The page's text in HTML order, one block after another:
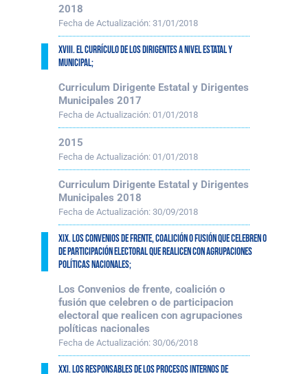
2018
Fecha de Actualización: 31/01/2018
XVIII. El currículo de los dirigentes a nivel estatal y
municipal;
Curriculum Dirigente Estatal y Dirigentes
Municipales 2017
Fecha de Actualización: 01/01/2018
2015
Fecha de Actualización: 01/01/2018
Curriculum Dirigente Estatal y Dirigentes
Municipales 2018
Fecha de Actualización: 30/09/2018
XIX. Los convenios de frente, coalición o fusión que celebren o
de participación electoral que realicen con agrupaciones
políticas nacionales;
Los Convenios de frente, coalición o
fusión que celebren o de participacion
electoral que realicen con agrupaciones
políticas nacionales
Fecha de Actualización: 30/06/2018
XXI. Los responsables de los procesos internos de